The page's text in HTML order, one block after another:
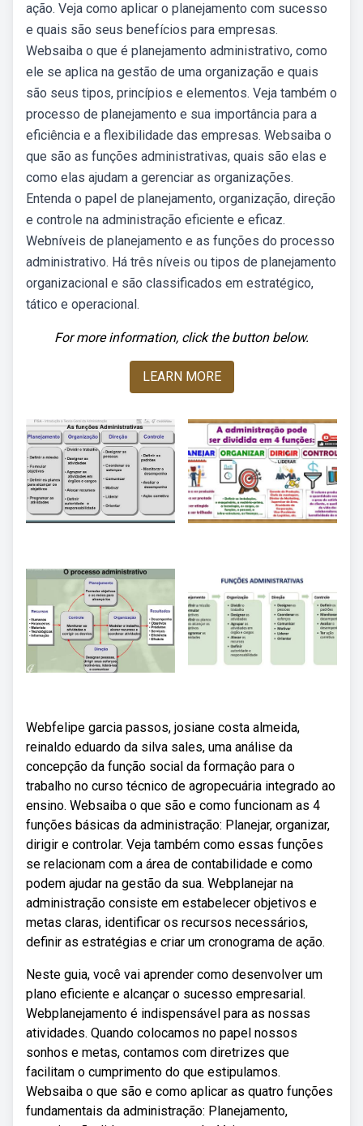
ação. Veja como aplicar o planejamento com sucesso
e quais são seus benefícios para empresas.
Websaiba o que é planejamento administrativo, como
ele se aplica na gestão de uma organização e quais
são seus tipos, princípios e elementos. Veja também o
processo de planejamento e sua importância para a
eficiência e a flexibilidade das empresas. Websaiba o
que são as funções administrativas, quais são elas e
como elas ajudam a gerenciar as organizações.
Entenda o papel de planejamento, organização, direção
e controle na administração eficiente e eficaz.
Webníveis de planejamento e as funções do processo
administrativo. Há três níveis ou tipos de planejamento
organizacional e são classificados em estratégico,
tático e operacional.
For more information, click the button below.
LEARN MORE
Webfelipe garcia passos, josiane costa almeida,
reinaldo eduardo da silva sales, uma análise da
concepção da função social da formaçâo para o
trabalho no curso técnico de agropecuária integrado ao
ensino. Websaiba o que são e como funcionam as 4
funções básicas da administração: Planejar, organizar,
dirigir e controlar. Veja também como essas funções
se relacionam com a área de contabilidade e como
podem ajudar na gestão da sua. Webplanejar na
administração consiste em estabelecer objetivos e
metas claras, identificar os recursos necessários,
definir as estratégias e criar um cronograma de ação.
Neste guia, você vai aprender como desenvolver um
plano eficiente e alcançar o sucesso empresarial.
Webplanejamento é indispensável para as nossas
atividades. Quando colocamos no papel nossos
sonhos e metas, contamos com diretrizes que
facilitam o cumprimento do que estipulamos.
Websaiba o que são e como aplicar as quatro funções
fundamentais da administração: Planejamento,